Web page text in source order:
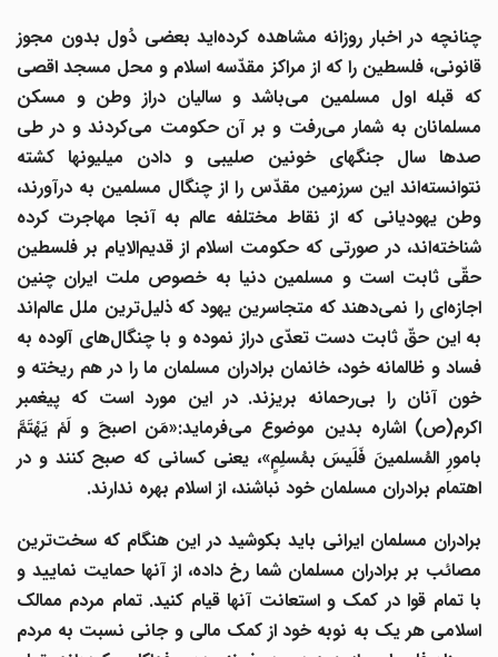
چنانچه در اخبار روزانه مشاهده کرده‌اید بعضی دُول بدون مجوز
قانونی، فلسطین را که از مراکز مقدّسه اسلام و محل مسجد اقصی
که قبله اول مسلمین می‌باشد و سالیان دراز وطن و مسکن
مسلمانان به شمار می‌رفت و بر آن حکومت می‌کردند و در طی
صدها سال جنگهای خونین صلیبی و دادن میلیونها کشته
نتوانسته‌اند این سرزمین مقدّس را از چنگال مسلمین به درآورند،
وطن یهودیانی که از نقاط مختلفه عالم به آنجا مهاجرت کرده
شناخته‌اند، در صورتی که حکومت اسلام از قدیم‌الایام بر فلسطین
حقّی ثابت است و مسلمین دنیا به خصوص ملت ایران چنین
اجازه‌ای را نمی‌دهند که متجاسرین یهود که ذلیل‌ترین ملل عالم‌اند
به این حقّ ثابت دست تعدّی دراز نموده و با چنگال‌های آلوده به
فساد و ظالمانه خود، خانمان برادران مسلمان ما را در هم ریخته و
خون آنان را بی‌رحمانه بریزند. در این مورد است که پیغمبر
اکرم(ص) اشاره بدین موضوع می‌فرماید:«مَن اصبحَ و لَمْ یَهْتَمَّ
بامورِ المُسلمینَ فَلَیسَ بمُسلِمٍ»، یعنی کسانی که صبح کنند و در
اهتمام برادران مسلمان خود نباشند، از اسلام بهره ندارند.
برادران مسلمان ایرانی باید بکوشید در این هنگام که سخت‌ترین
مصائب بر برادران مسلمان شما رخ داده، از آنها حمایت نمایید و
با تمام قوا در کمک و استعانت آنها قیام کنید. تمام مردم ممالک
اسلامی هر یک به نوبه خود از کمک مالی و جانی نسبت به مردم